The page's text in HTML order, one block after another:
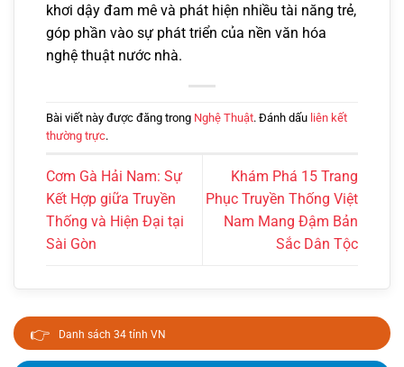
khơi dậy đam mê và phát hiện nhiều tài năng trẻ,
góp phần vào sự phát triển của nền văn hóa
nghệ thuật nước nhà.
Bài viết này được đăng trong Nghệ Thuật. Đánh dấu liên kết
thường trực.
Cơm Gà Hải Nam: Sự
Kết Hợp giữa Truyền
Thống và Hiện Đại tại
Sài Gòn
Khám Phá 15 Trang
Phục Truyền Thống Việt
Nam Mang Đậm Bản
Sắc Dân Tộc
👉 Danh sách 34 tỉnh VN